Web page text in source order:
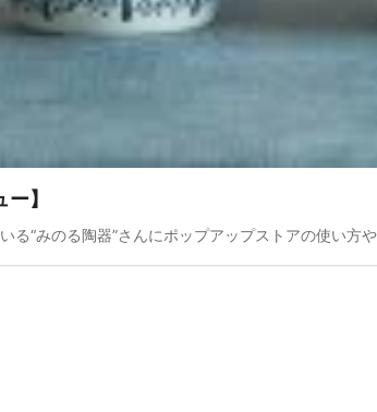
】
“みのる陶器”さんにポップアップストアの使い方